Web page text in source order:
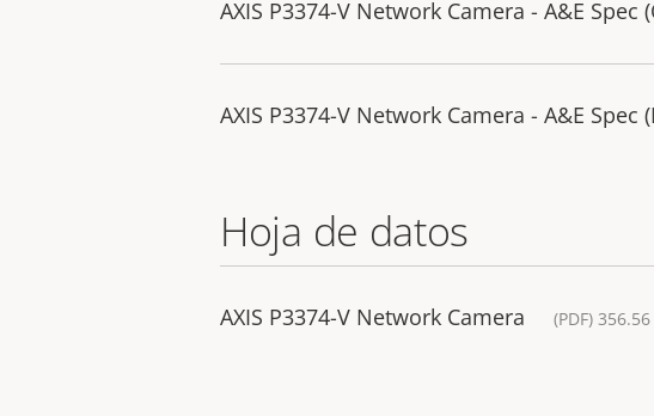
AXIS P3374-V Network Camera - A&E Spec
AXIS P3374-V Network Camera - A&E Spec
Hoja de datos
AXIS P3374-V Network Camera (PDF)